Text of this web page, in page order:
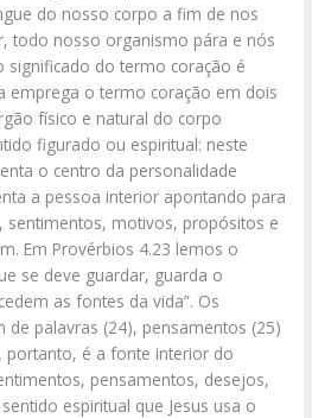
do nosso corpo a fim de nos
todo nosso organismo pára e nós
significado do termo coração é
emprega o termo coração em dois
físico e natural do corpo
figurado ou espiritual: neste
o centro da personalidade
a pessoa interior apontando para
sentimentos, motivos, propósitos e
Em Provérbios 4.23 lemos o
se deve guardar, guarda o
as fontes da vida”. Os
de palavras (24), pensamentos (25)
portanto, é a fonte interior do
pensamentos, desejos,
espiritual que Jesus usa o